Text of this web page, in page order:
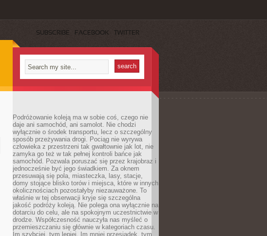
SUBSCRIBE FACEBOOK TWITTER
Podróżowanie koleją ma w sobie coś, czego nie
daje ani samochód, ani samolot. Nie chodzi
wyłącznie o środek transportu, lecz o szczególny
sposób przeżywania drogi. Pociąg nie wyrywa
człowieka z przestrzeni tak gwałtownie jak lot, nie
zamyka go też w tak pełnej kontroli bańce jak
samochód. Pozwala poruszać się przez krajobraz i
jednocześnie być jego świadkiem. Za oknem
przesuwają się pola, miasteczka, lasy, stacje,
domy stojące blisko torów i miejsca, które w innych
okolicznościach pozostałyby niezauważone. To
właśnie w tej obserwacji kryje się szczególna
jakość podróży koleją. Nie polega ona wyłącznie na
dotarciu do celu, ale na spokojnym uczestnictwie w
drodze. Współczesność nauczyła nas myśleć o
przemieszczaniu się głównie w kategoriach czasu.
Im szybciej, tym lepiej. Im mniej przesiadek, tym